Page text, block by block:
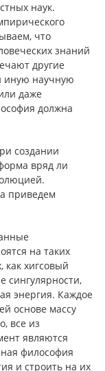
наук.
что
знаний
другие
иную научную
даже
должна
создании
вряд ли
приведем
на таких
как хигсовый
сингулярности,
энергия. Каждое
основе массу
все из
являются
философия
и строить на их